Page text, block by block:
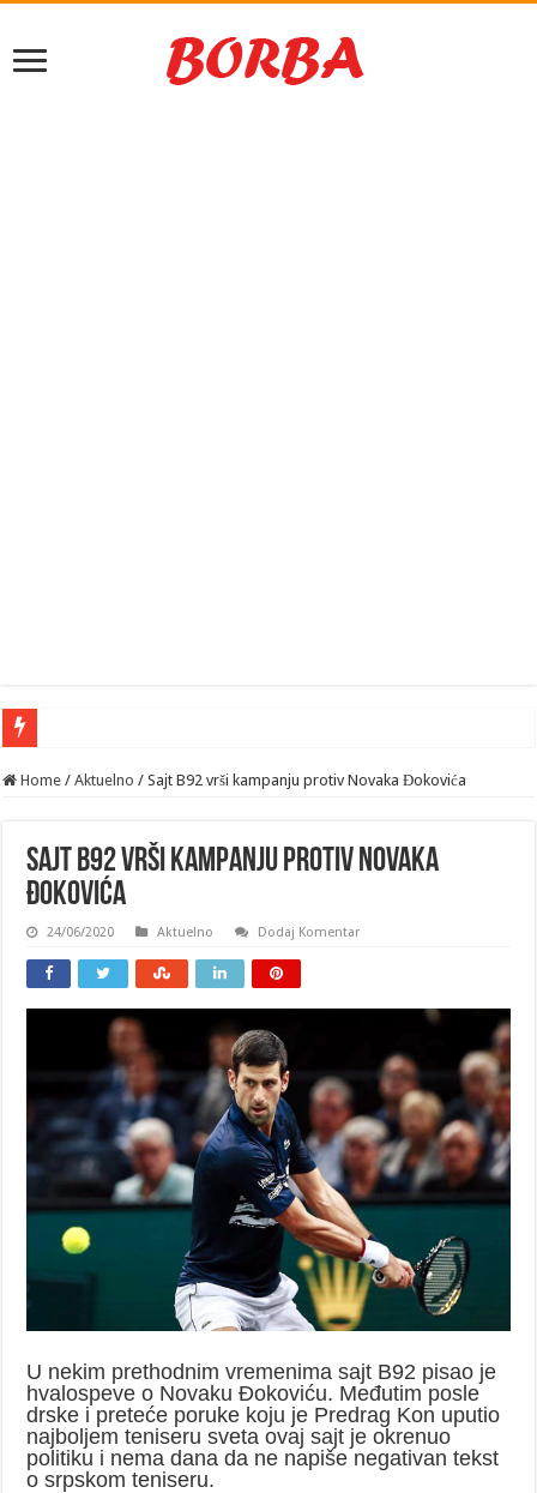
Home / Aktuelno / Sajt B92 vrši kampanju protiv Novaka Đokovića
Sajt B92 vrši kampanju protiv Novaka
Đokovića
24/06/2020 Aktuelno Dodaj Komentar
U nekim prethodnim vremenima sajt B92 pisao je
hvalospeve o Novaku Đokoviću. Međutim posle
drske i preteće poruke koju je Predrag Kon uputio
najboljem teniseru sveta ovaj sajt je okrenuo
politiku i nema dana da ne napiše negativan tekst
o srpskom teniseru.